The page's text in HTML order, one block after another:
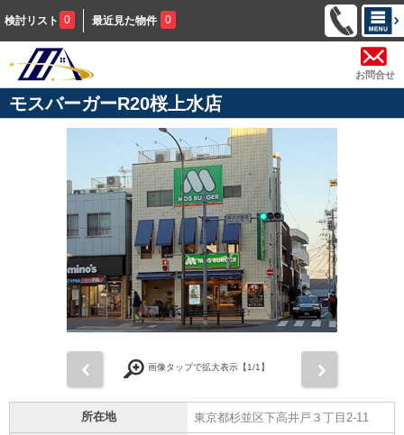
検討リスト 0 最近見た物件 0
お問合せ
モスバーガーR20桜上水店
画像タップで拡大表示【1/1】
所在地 東京都杉並区下高井戸３丁目2-11